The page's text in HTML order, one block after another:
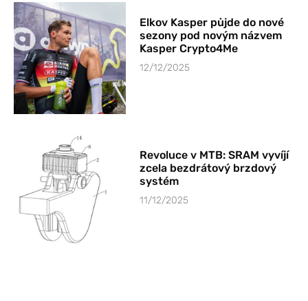
Elkov Kasper půjde do nové
sezony pod novým názvem
Kasper Crypto4Me
12/12/2025
Revoluce v MTB: SRAM vyvíjí
zcela bezdrátový brzdový
systém
11/12/2025